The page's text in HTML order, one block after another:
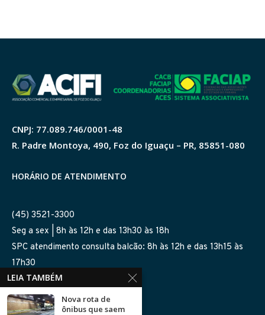
CNPJ: 77.089.746/0001-48
R. Padre Montoya, 490, Foz do Iguaçu – PR, 85851-080
HORÁRIO DE ATENDIMENTO
(45) 3521-3300
Seg a sex | 8h às 12h e das 13h30 às 18h
SPC atendimento consulta balcão: 8h às 12h e das 13h15 às
17h30
SIGA-NOS NAS REDES
LEIA TAMBÉM
Nova rota de
ônibus que saem